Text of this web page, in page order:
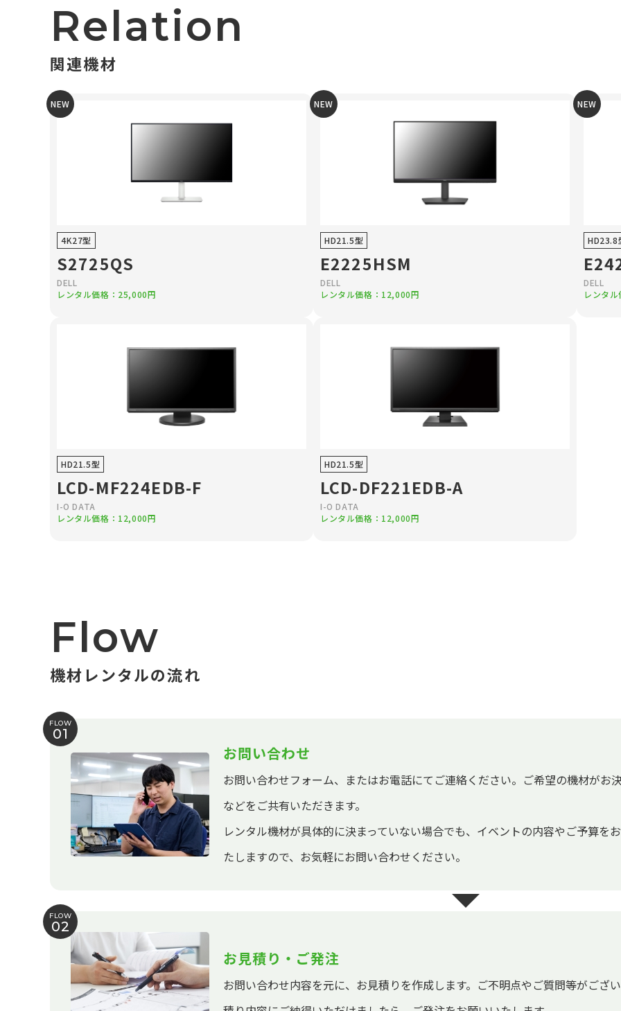
Relation
関連機材
NEW
4K27型
S2725QS
DELL
レンタル価格：25,000円
NEW
HD21.5型
E2225HSM
DELL
レンタル価格：12,000円
NEW
HD23.8
DELL
レンタ
HD21.5型
LCD-MF224EDB-F
I-O DATA
レンタル価格：12,000円
HD21.5型
LCD-DF221EDB-A
I-O DATA
レンタル価格：12,000円
Flow
機材レンタルの流れ
FLOW
01
お問い合わせ
お問い合わせフォーム、またはお電話にてご連絡ください。ご希望の機材がお
などをご共有いただきます。
レンタル機材が具体的に決まっていない場合でも、イベントの内容やご予算を
たしますので、お気軽にお問い合わせください。
FLOW
02
お見積り・ご発注
お問い合わせ内容を元に、お見積りを作成します。ご不明点やご質問等がござ